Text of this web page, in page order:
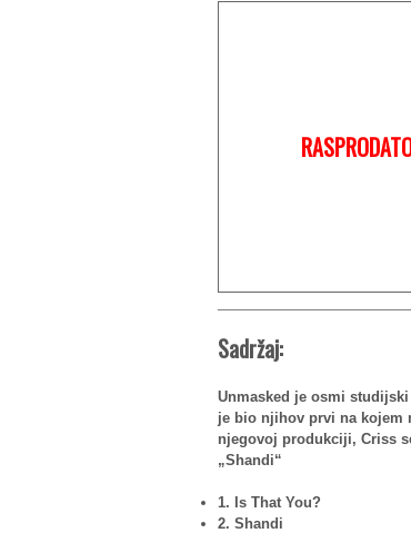
Sadržaj:
Unmasked je osmi
je bio njihov prvi na kojem
njegovoj produkciji, Criss
„Shandi“
1. Is That You?
2. Shandi